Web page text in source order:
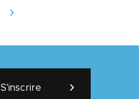
S'inscrire